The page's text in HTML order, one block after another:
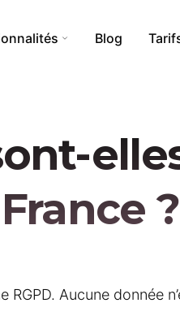
TokensAddon WordPress
Création de
Blog
?
Aucune donnée